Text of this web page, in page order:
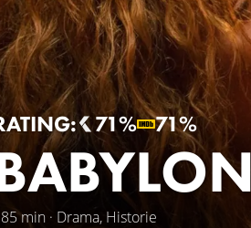
71% 71%
min · Drama, Historie